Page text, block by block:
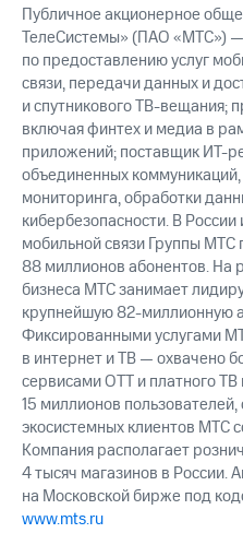
облигаций
Описание
Еврооблигации-
Уведомление
о
погашении
именных
облигаций
Другое
Регистратор
Реквизиты
Контакты
развитие
деловая этика
На главную
Публичное акционерное
ТелеСистемы» (ПАО «МТС»)
по предоставлению услуг
связи, передачи данных и
и спутникового ТВ-вещания;
включая финтех и медиа в
приложений; поставщик ИТ-
объединенных
мониторинга, обработки
кибербезопасности. В
мобильной связи Группы МТС
88 миллионов абонентов. На
бизнеса МТС занимает
крупнейшую 82-миллионную
Фиксированными услугами
в интернет и ТВ — охвачено
сервисами OTT и платного
15 миллионов
экосистемных клиентов МТС
Компания располагает
4 тысяч магазинов в России.
на Московской бирже под
www.mts.ru